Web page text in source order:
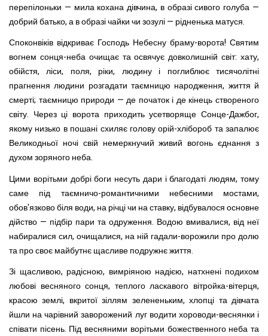
перепілоньки — мила кохана дівчина, в образі сивого голуба —
добрий батько, а в образі чайки чи зозулі — рідненька матуся.
Споконвіків відкриває Господь Небесну браму-ворота! Святим
вогнем сонця-неба очищає та освячує довколишній світ: хату,
обійстя, ліси, поля, ріки, людину і поглиблює тисячолітні
прагнення людини розгадати таємницю народження, життя й
смерті; таємницю природи — де початок і де кінець створеного
світу. Через ці ворота приходить усетворяще Сонце-Дажбог,
якому низько в пошані схиляє голову орій-хлібороб та запалює
Великодньої ночі свій немеркнучий живий вогонь єднання з
духом зоряного неба.
Цими ворітьми добрі боги несуть дари і благодаті людям, тому
саме під таємничо-романтичними небесними мостами,
обов'язково біля води, на річці чи на ставку, відбувалося основне
дійство — підбір пари та одруження. Водою вмивалися, від неї
набиралися сил, очищалися, на ній гадали-ворожили про долю
та про своє майбутнє щасливе подружнє життя.
Зі щасливою, радісною, вимріяною надією, натхнені подихом
любові весняного сонця, теплого ласкавого вітройка-вітерця,
красою землі, вкритої зіллям зелененьким, хлопці та дівчата
йшли на чарівний заворожений луг водити хороводи-веснянки і
співати пісень. Під весняними ворітьми божест­венного неба та